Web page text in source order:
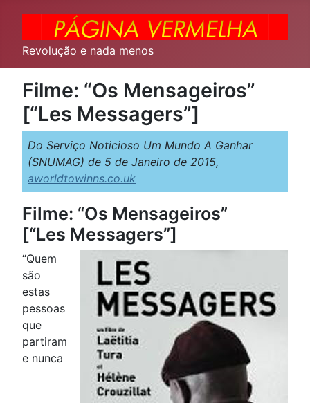
Revolução e nada menos
Filme: “Os Mensageiros”
[“Les Messagers”]
Do Serviço Noticioso Um Mundo A Ganhar
(SNUMAG) de 5 de Janeiro de 2015,
aworldtowinns.co.uk
Filme: “Os Mensageiros”
[“Les Messagers”]
“Quem
são
estas
pessoas
que
partiram
e nunca